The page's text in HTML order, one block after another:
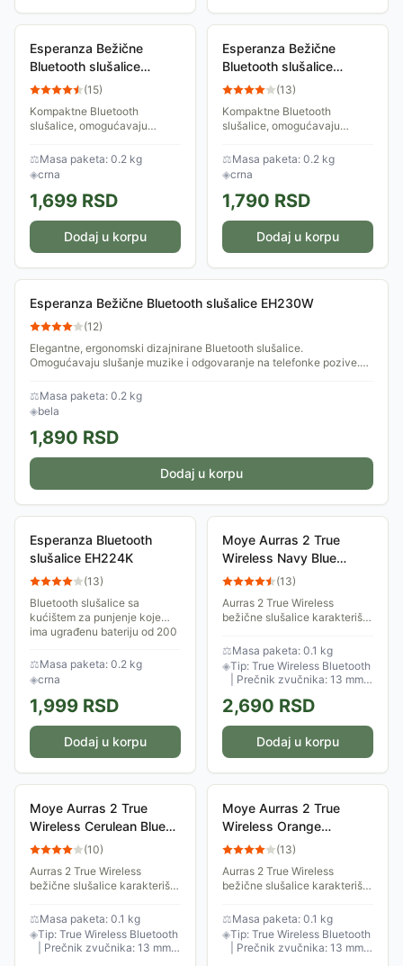
Esperanza Bežične
Bluetooth slušalice
EH236K (15)
Kompaktne Bluetooth
slušalice, omogućavaju
odgovaranje na telefonke
pozive. Slušalice su male,
udobne i pouzdane. Kućište
za...
⚖Masa paketa: 0.2 kg
◈crna
1,699 RSD
Dodaj u korpu
Esperanza Bežične
Bluetooth slušalice
EH232K (13)
Kompaktne Bluetooth
slušalice, omogućavaju
odgovaranje na telefonke
pozive. Slušalice su male,
udobne i pouzdane. Kućište
za...
⚖Masa paketa: 0.2 kg
◈crna
1,790 RSD
Dodaj u korpu
Esperanza Bežične Bluetooth slušalice EH230W
(12)
Elegantne, ergonomski dizajnirane Bluetooth slušalice.
Omogućavaju slušanje muzike i odgovaranje na telefonke pozive.
⚖Masa paketa: 0.2 kg
◈bela
1,890 RSD
Dodaj u korpu
Esperanza Bluetooth
slušalice EH224K
(13)
Bluetooth slušalice sa
kućištem za punjenje koje
ima ugrađenu bateriju od 200
slušalica tokom putovanja,
treninga ili...
⚖Masa paketa: 0.2 kg
◈crna
1,999 RSD
Dodaj u korpu
Moye Aurras 2 True
Wireless Navy Blue
Slušalice (13)
Aurras 2 True Wireless
bežične slušalice karakteriše
trajanje baterije do 3 sata.
⚖Masa paketa: 0.1 kg
◈Tip: True Wireless Bluetooth
| Prečnik zvučnika: 13 mm |
2,690 RSD
Dodaj u korpu
Moye Aurras 2 True
Wireless Cerulean Blue
Slušalice (10)
Aurras 2 True Wireless
bežične slušalice karakteriše
trajanje baterije do 3 sata.
⚖Masa paketa: 0.1 kg
◈Tip: True Wireless Bluetooth
| Prečnik zvučnika: 13 mm |
Moye Aurras 2 True
Wireless Orange
Slušalice (13)
Aurras 2 True Wireless
bežične slušalice karakteriše
trajanje baterije do 3 sata.
⚖Masa paketa: 0.1 kg
◈Tip: True Wireless Bluetooth
| Prečnik zvučnika: 13 mm |